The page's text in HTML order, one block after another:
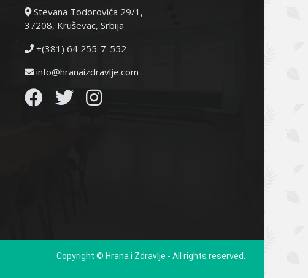
Stevana Todorovića 29/1,
37208, Kruševac, Srbija
+(381) 64 255-7-552
info@hranaizdravlje.com
Copyright © Hrana i Zdravlje - All rights reserved.